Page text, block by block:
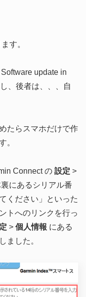
す。
update in
、後者は、、、自
たらスマホだけで作
。
Connect の 設定 >
にあるシリアル番
ください」といった
トへのリンクを行っ
> 個人情報 にある
ました。